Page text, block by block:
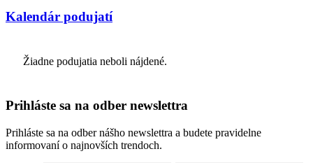
Kalendár podujatí
Žiadne podujatia neboli nájdené.
Prihláste sa na odber newslettra
Prihláste sa na odber nášho newslettra a budete pravidelne
informovaní o najnovších trendoch.